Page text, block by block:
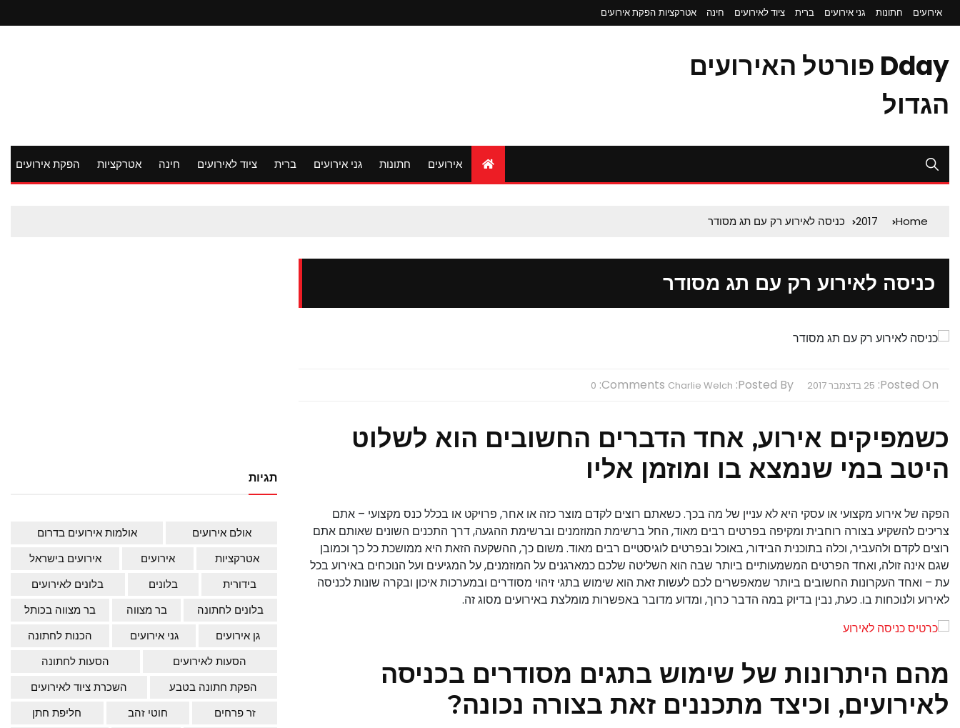
אירועים חתונות גני אירועים ברית ציוד לאירועים חינה אטרקציות הפקת אירועים
Dday פורטל האירועים
הגדול
אירועים חתונות גני אירועים ברית ציוד לאירועים חינה אטרקציות הפקת אירועים
Home
2017 כניסה לאירוע רק עם תג מסודר
כניסה לאירוע רק עם תג מסודר
Posted On: 25 בדצמבר 2017 Posted By:
Charlie Welch
Comments:
0
כשמפיקים אירוע, אחד הדברים החשובים הוא לשלוט
היטב במי שנמצא בו ומוזמן אליו
הפקה של אירוע מקצועי או עסקי היא לא עניין של מה בכך. כשאתם רוצים לקדם מוצר כזה או אחר, פרויקט או בכלל כנס מקצועי – אתם
צריכים להשקיע בצורה רוחבית ומקיפה בפרטים רבים מאוד, החל ברשימת המוזמנים וברשימת ההגעה, דרך התכנים השונים שאותם אתם
רוצים לקדם ולהעביר, וכלה בתוכנית הבידור, באוכל ובפרטים לוגיסטיים רבים מאוד. משום כך, ההשקעה הזאת היא ממושכת כל כך וכמובן
שגם אינה זולה, ואחד הפרטים המשמעותיים ביותר שבה הוא השליטה שלכם כמארגנים על המוזמנים, על המגיעים ועל הנוכחים באירוע בכל
עת – ואחד העקרונות החשובים ביותר שמאפשרים לכם לעשות זאת הוא שימוש בתגי זיהוי מסודרים ובמערכות איכון ובקרה שונות לכניסה
לאירוע ולנוכחות בו. כעת, נבין בדיוק במה הדבר כרוך, ומדוע מדובר באפשרות מומלצת באירועים מסוג זה.
מהם היתרונות של שימוש בתגים מסודרים בכניסה
לאירועים, וכיצד מתכננים זאת בצורה נכונה?
תגיות
אולם אירועים
אולמות אירועים בדרום
אטרקציות
אירועים
אירועים בישראל
בידורית
בלונים
בלונים לאירועים
בלונים לחתונה
בר מצווה
בר מצווה בכותל
גן אירועים
גני אירועים
הכנות לחתונה
הסעות לאירועים
הסעות לחתונה
הפקת חתונה בטבע
השכרת ציוד לאירועים
זר פרחים
חוטי זהב
חליפת חתן